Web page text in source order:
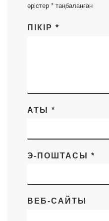
өрістер * таңбаланған
ПІКІР *
АТЫ *
Э-ПОШТАСЫ *
ВЕБ-САЙТЫ